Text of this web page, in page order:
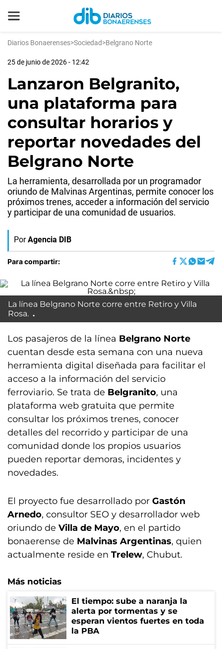
Diarios Bonaerenses>Sociedad>Belgrano Norte
25 de junio de 2026 - 12:42
Lanzaron Belgranito,
una plataforma para
consultar horarios y
reportar novedades del
Belgrano Norte
La herramienta, desarrollada por un programador
oriundo de Malvinas Argentinas, permite conocer los
próximos trenes, acceder a información del servicio
y participar de una comunidad de usuarios.
Por Agencia DIB
Para compartir:
La línea Belgrano Norte corre entre Retiro y Villa
Rosa.
Los pasajeros de la línea Belgrano Norte
cuentan desde esta semana con una nueva
herramienta digital diseñada para facilitar el
acceso a la información del servicio
ferroviario. Se trata de Belgranito, una
plataforma web gratuita que permite
consultar los próximos trenes, conocer
detalles del recorrido y participar de una
comunidad donde los propios usuarios
pueden reportar demoras, incidentes y
novedades.
El proyecto fue desarrollado por Gastón
Arnedo, consultor SEO y desarrollador web
oriundo de Villa de Mayo, en el partido
bonaerense de Malvinas Argentinas, quien
actualmente reside en Trelew, Chubut.
Más noticias
El tiempo: sube a naranja la
alerta por tormentas y se
esperan vientos fuertes en toda
la PBA